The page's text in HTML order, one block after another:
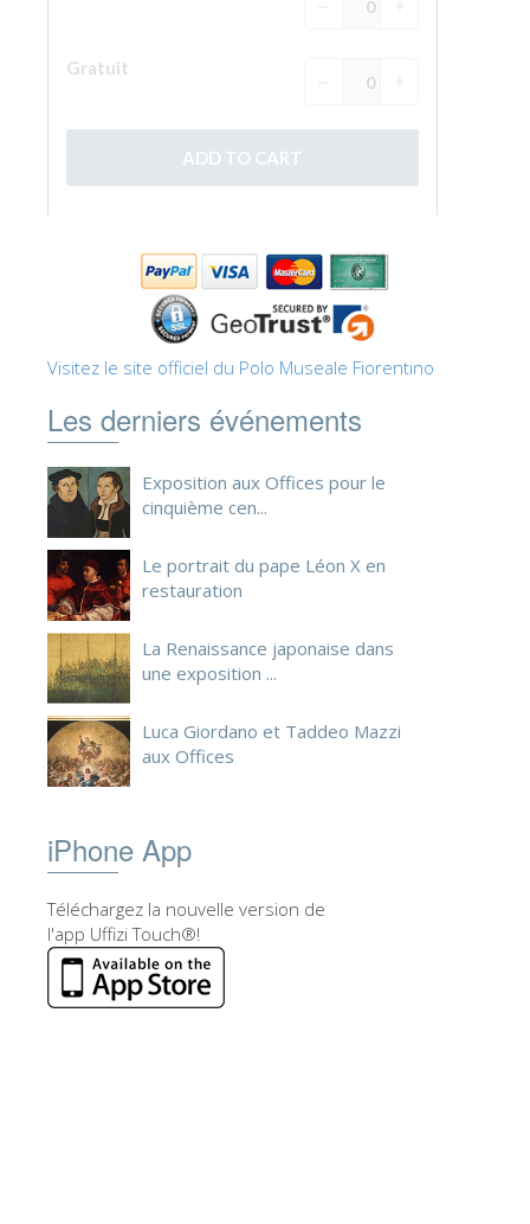
Visitez le site officiel du Polo Museale Fiorentino
Les derniers événements
Exposition aux Offices pour le
cinquième cen...
Le portrait du pape Léon X en
restauration
La Renaissance japonaise dans
une exposition ...
Luca Giordano et Taddeo Mazzi
aux Offices
iPhone App
Téléchargez la nouvelle version de
l'app Uffizi Touch®!